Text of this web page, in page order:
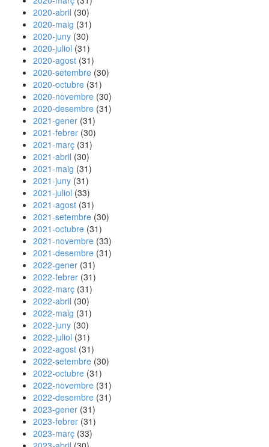
2020-abril (30)
2020-maig (31)
2020-juny (30)
2020-juliol (31)
2020-agost (31)
2020-setembre (30)
2020-octubre (31)
2020-novembre (30)
2020-desembre (31)
2021-gener (31)
2021-febrer (30)
2021-març (31)
2021-abril (30)
2021-maig (31)
2021-juny (31)
2021-juliol (33)
2021-agost (31)
2021-setembre (30)
2021-octubre (31)
2021-novembre (33)
2021-desembre (31)
2022-gener (31)
2022-febrer (31)
2022-març (31)
2022-abril (30)
2022-maig (31)
2022-juny (30)
2022-juliol (31)
2022-agost (31)
2022-setembre (30)
2022-octubre (31)
2022-novembre (31)
2022-desembre (31)
2023-gener (31)
2023-febrer (31)
2023-març (33)